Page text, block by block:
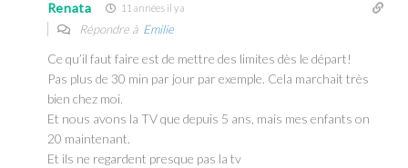
Renata 11 années il y a
Répondre à Emilie
Ce qu’il faut faire est de mettre des limites dès le départ!
Pas plus de 30 min par jour par exemple. Cela marchait très
bien chez moi.
Et nous avons la TV que depuis 5 ans, mais mes enfants on
20 maintenant.
Et ils ne regardent presque pas la tv